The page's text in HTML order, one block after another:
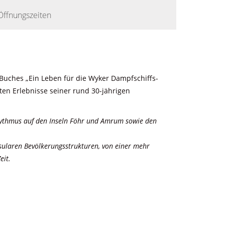
„Ein Leben für die Wyker Dampfschiffs-
Erlebnisse seiner rund 30-jährigen
auf den Inseln Föhr und Amrum sowie den
Bevölkerungsstrukturen, von einer mehr